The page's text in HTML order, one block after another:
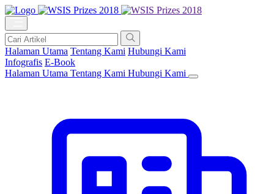
Halaman Utama Tentang Kami Hubungi Kami
Infografis E-Book
Halaman Utama Tentang Kami Hubungi Kami